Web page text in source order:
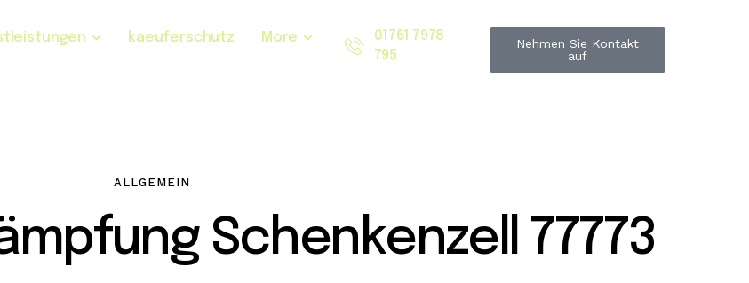
kaeuferschutz More
01761 7978
795
Nehmen Sie Kontakt
auf
ALLGEMEIN
Schenkenzell 77773